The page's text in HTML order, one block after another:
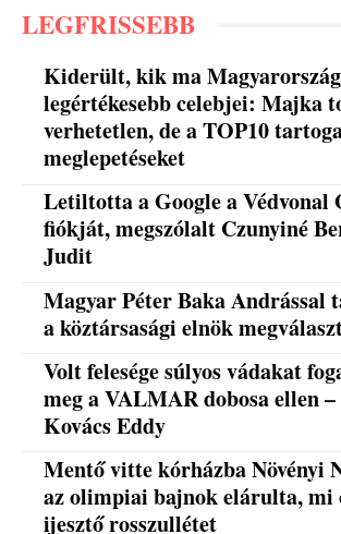
LEGFRISSEBB
Kiderült, kik ma Magyarország
legértékesebb celebjei: Majka
verhetetlen, de a TOP10
meglepetéseket
Letiltotta a Google a Védvonal
fiókját, megszólalt Czunyiné
Judit
Magyar Péter Baka Andrással
a köztársasági elnök
Volt felesége súlyos vádakat
meg a VALMAR dobosa ellen
Kovács Eddy
Mentő vitte kórházba Növényi
az olimpiai bajnok elárulta, mi
ijesztő rosszullétet